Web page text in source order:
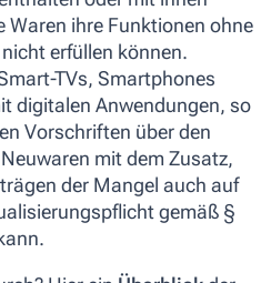
Waren ihre Funktionen ohne
erfüllen können.
TVs, Smartphones
digitalen Anwendungen, so
Vorschriften über den
mit dem Zusatz,
der Mangel auch auf
gemäß §